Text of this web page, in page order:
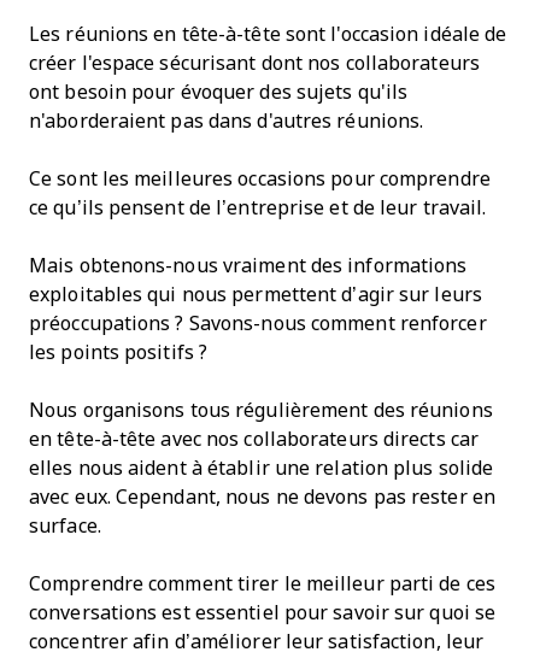
Les réunions en tête-à-tête sont l'occasion idéale de
créer l'espace sécurisant dont nos collaborateurs
ont besoin pour évoquer des sujets qu'ils
n'aborderaient pas dans d'autres réunions.
Ce sont les meilleures occasions pour comprendre
ce qu’ils pensent de l’entreprise et de leur travail.
Mais obtenons-nous vraiment des informations
exploitables qui nous permettent d’agir sur leurs
préoccupations ? Savons-nous comment renforcer
les points positifs ?
Nous organisons tous régulièrement des réunions
en tête-à-tête avec nos collaborateurs directs car
elles nous aident à établir une relation plus solide
avec eux. Cependant, nous ne devons pas rester en
surface.
Comprendre comment tirer le meilleur parti de ces
conversations est essentiel pour savoir sur quoi se
concentrer afin d’améliorer leur satisfaction, leur